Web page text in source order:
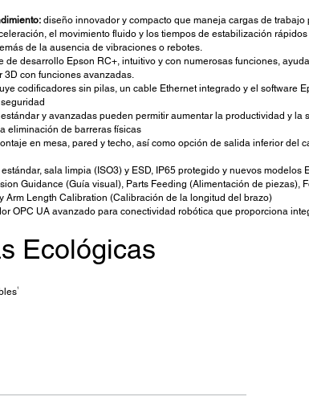
diseño innovador y compacto que maneja cargas de
el movimiento fluido y los tiempos de estabilización
de la ausencia de vibraciones o rebotes.
de desarrollo Epson RC+, intuitivo y con numerosas funciones,
con funciones avanzadas.
codificadores sin pilas, un cable Ethernet integrado y el software
y avanzadas pueden permitir aumentar la productividad y
eliminación de barreras físicas
en mesa, pared y techo, así como opción de salida inferior
sala limpia (ISO3) y ESD, IP65 protegido y nuevos modelos
Guidance (Guía visual), Parts Feeding (Alimentación de piezas),
Arm Length Calibration (Calibración de la longitud del brazo)
OPC UA avanzado para conectividad robótica que proporciona
Ecológicas
1